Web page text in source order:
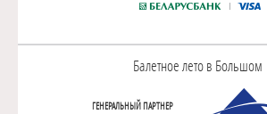
Балетное лето в Большом
ГЕНЕРАЛЬНЫЙ ПАРТНЕР